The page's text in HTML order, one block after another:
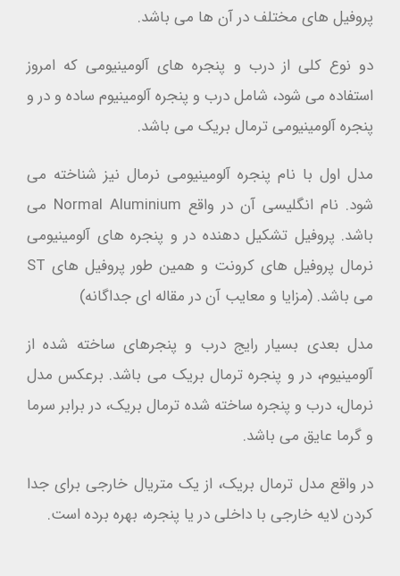
پروفیل های مختلف در آن ها می باشد.
دو نوع کلی از درب و پنجره های آلومینیومی که امروز
استفاده می شود، شامل درب و پنجره آلومینیوم ساده و در و
پنجره آلومینیومی ترمال بریک می باشد.
مدل اول با نام پنجره آلومینیومی نرمال نیز شناخته می
شود. نام انگلیسی آن در واقع Normal Aluminium می
باشد. پروفیل تشکیل دهنده در و پنجره های آلومینیومی
نرمال پروفیل های کرونت و همین طور پروفیل های ST
می باشد. (مزایا و معایب آن در مقاله ای جداگانه)
مدل بعدی بسیار رایج درب و پنجرهای ساخته شده از
آلومینیوم، در و پنجره ترمال بریک می باشد. برعکس مدل
نرمال، درب و پنجره ساخته شده ترمال بریک، در برابر سرما
و گرما عایق می باشد.
در واقع مدل ترمال بریک، از یک متریال خارجی برای جدا
کردن لایه خارجی با داخلی در یا پنجره، بهره برده است.